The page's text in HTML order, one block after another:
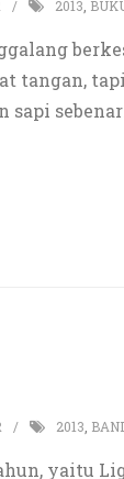
2013
tangan,
sapi
2013
yaitu